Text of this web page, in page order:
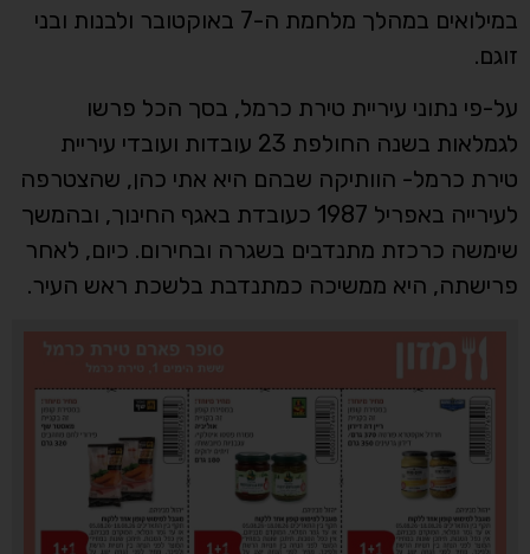
במילואים במהלך מלחמת ה-7 באוקטובר ולבנות ובני
זוגם.
על-פי נתוני עיריית טירת כרמל, בסך הכל פרשו
לגמלאות בשנה החולפת 23 עובדות ועובדי עיריית
טירת כרמל- הוותיקה שבהם היא אתי כהן, שהצטרפה
לעירייה באפריל 1987 כעובדת באגף החינוך, ובהמשך
שימשה כרכזת מתנדבים בשגרה ובחירום. כיום, לאחר
פרישתה, היא ממשיכה כמתנדבת בלשכת ראש העיר.